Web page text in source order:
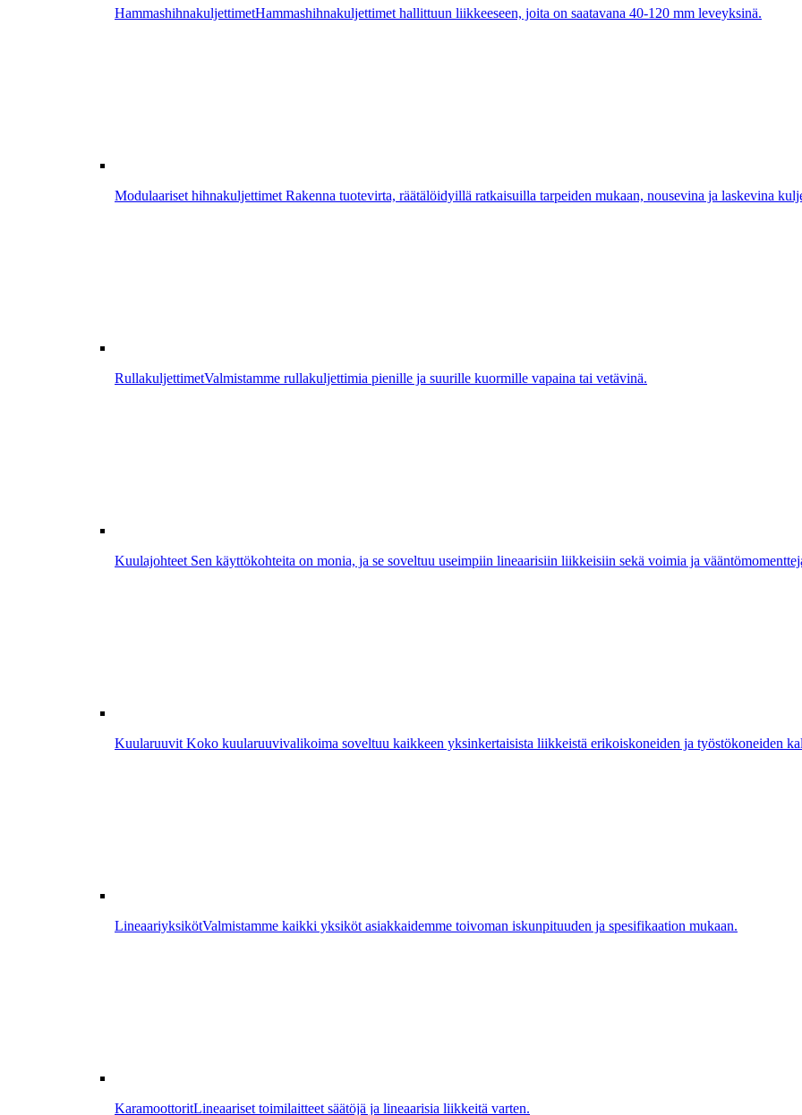
HammashihnakuljettimetHammashihnakuljettimet hallittuun liikkeeseen, joita on saatavana 40-120 mm leveyksinä.
Modulaariset hihnakuljettimet Rakenna tuotevirta, räätälöidyillä ratkaisuilla tarpeiden mukaan, nousevina ja laskevina
RullakuljettimetValmistamme rullakuljettimia pienille ja suurille kuormille vapaina tai vetävinä.
Kuulajohteet Sen käyttökohteita on monia, ja se soveltuu useimpiin lineaarisiin liikkeisiin sekä voimia ja
Kuularuuvit Koko kuularuuvivalikoima soveltuu kaikkeen yksinkertaisista liikkeistä erikoiskoneiden ja työstökoneiden
LineaariyksikötValmistamme kaikki yksiköt asiakkaidemme toivoman iskunpituuden ja spesifikaation mukaan.
KaramoottoritLineaariset toimilaitteet säätöjä ja lineaarisia liikkeitä varten.